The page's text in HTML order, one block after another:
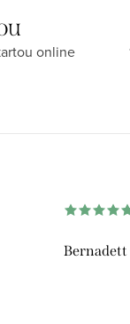
online
Bernadett